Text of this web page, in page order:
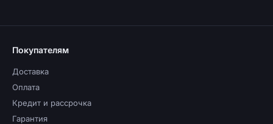
Покупателям
Доставка
Оплата
Кредит и рассрочка
Гарантия